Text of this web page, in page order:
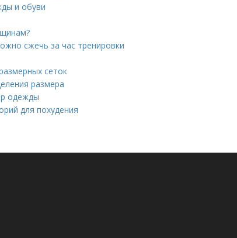
и обуви
сжечь за час тренировки
сеток
размера
одежды
для похудения